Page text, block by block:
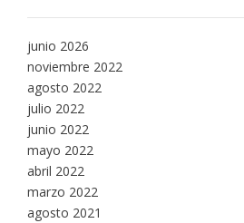
junio 2026
noviembre 2022
agosto 2022
julio 2022
junio 2022
mayo 2022
abril 2022
marzo 2022
agosto 2021